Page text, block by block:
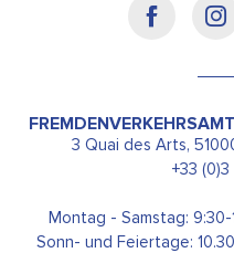
3 Quai des Arts,
+33
Montag - Samstag: 9:30-
Sonn- und Feiertage: